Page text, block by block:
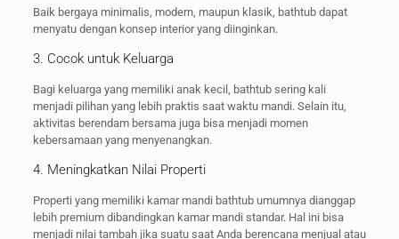
Baik bergaya minimalis, modern, maupun klasik, bathtub dapat
menyatu dengan konsep interior yang diinginkan.
3. Cocok untuk Keluarga
Bagi keluarga yang memiliki anak kecil, bathtub sering kali
menjadi pilihan yang lebih praktis saat waktu mandi. Selain itu,
aktivitas berendam bersama juga bisa menjadi momen
kebersamaan yang menyenangkan.
4. Meningkatkan Nilai Properti
Properti yang memiliki kamar mandi bathtub umumnya dianggap
lebih premium dibandingkan kamar mandi standar. Hal ini bisa
menjadi nilai tambah jika suatu saat Anda berencana menjual atau